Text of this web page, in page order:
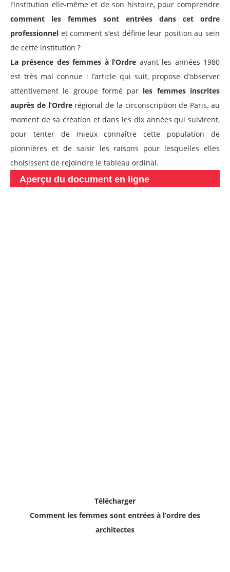
l’institution elle-même et de son histoire, pour comprendre
comment les femmes sont entrées dans cet ordre
professionnel et comment s’est définie leur position au sein
de cette institution ?
La présence des femmes à l’Ordre avant les années 1980
est très mal connue : l’article qui suit, propose d’observer
attentivement le groupe formé par les femmes inscrites
auprès de l’Ordrerégional de la circonscription de Paris, au
moment de sa création et dans les dix années qui suivirent,
pour tenter de mieux connaître cette population de
pionnières et de saisir les raisons pour lesquelles elles
choisissent de rejoindre le tableau ordinal.
Aperçu du document en ligne
Télécharger
Comment les femmes sont entrées à l’ordre des
architectes